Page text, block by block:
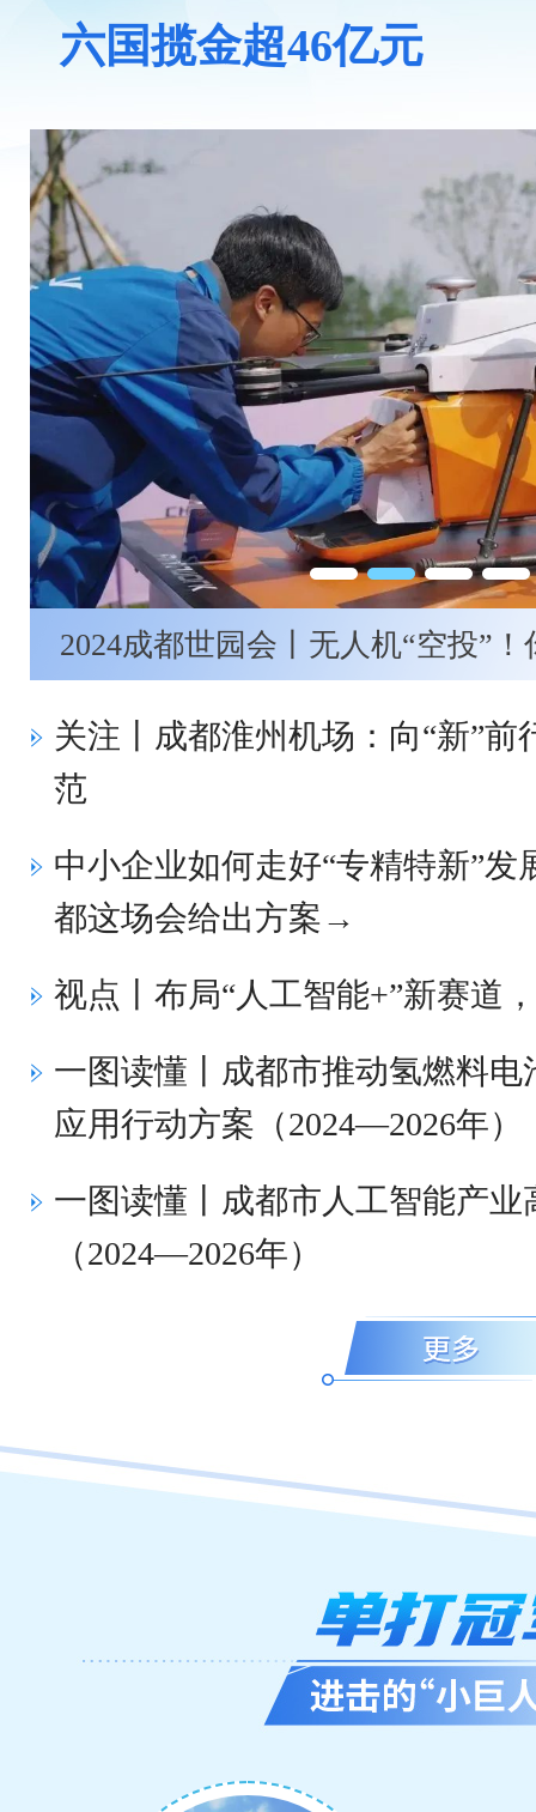
六国揽金超46亿元
2024成都世园会丨无人机“空投”
关注丨成都淮州机场：向“新”
范
中小企业如何走好“专精特新”
都这场会给出方案→
视点丨布局“人工智能+”新赛道
一图读懂丨成都市推动氢燃料
应用行动方案（2024—2026年）
一图读懂丨成都市人工智能产
（2024—2026年）